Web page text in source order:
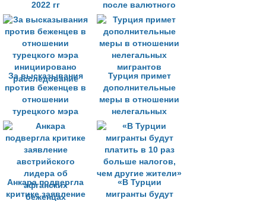
2022 гг
после валютного
кризиса
За высказывания
против беженцев в
отношении
турецкого мэра
инициировано
расследование
Турция примет
дополнительные
меры в отношении
нелегальных
мигрантов
Анкара подвергла
критике заявление
«В Турции
мигранты будут